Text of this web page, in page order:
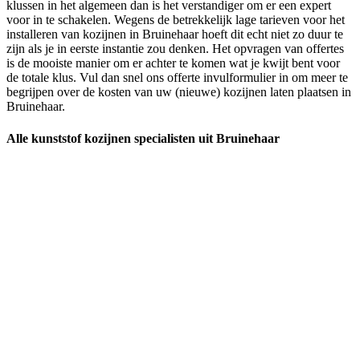
klussen in het algemeen dan is het verstandiger om er een expert
voor in te schakelen. Wegens de betrekkelijk lage tarieven voor het
installeren van kozijnen in Bruinehaar hoeft dit echt niet zo duur te
zijn als je in eerste instantie zou denken. Het opvragen van offertes
is de mooiste manier om er achter te komen wat je kwijt bent voor
de totale klus. Vul dan snel ons offerte invulformulier in om meer te
begrijpen over de kosten van uw (nieuwe) kozijnen laten plaatsen in
Bruinehaar.
Alle kunststof kozijnen specialisten uit Bruinehaar